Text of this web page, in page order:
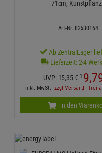
71cm,
Art-Nr. 82530164
Ab ZentralLager
Lieferzeit: 2-4
UVP: 15,35 € 1 9,
inkl. MwSt. zzgl Versand - frei
In den